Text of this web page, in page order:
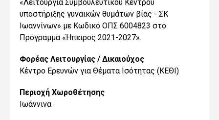
«Λειτουργία Συμβουλευτικού Κέντρου
υποστήριξης γυναικών θυμάτων βίας - ΣΚ
Ιωαννίνων» με Κωδικό ΟΠΣ 6004823 στο
Πρόγραμμα «Ήπειρος 2021-2027».
Φορέας Λειτουργίας / Δικαιούχος
Κέντρο Ερευνών για Θέματα Ισότητας (ΚΕΘΙ)
Περιοχή Χωροθέτησης
Ιωάννινα